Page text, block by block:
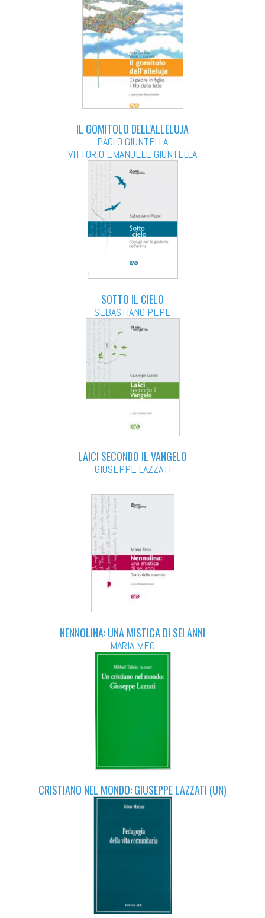
IL GOMITOLO DELL'ALLELUJA
PAOLO GIUNTELLA
VITTORIO EMANUELE GIUNTELLA
SOTTO IL CIELO
SEBASTIANO PEPE
LAICI SECONDO IL VANGELO
GIUSEPPE LAZZATI
NENNOLINA: UNA MISTICA DI SEI ANNI
MARIA MEO
CRISTIANO NEL MONDO: GIUSEPPE LAZZATI (UN)